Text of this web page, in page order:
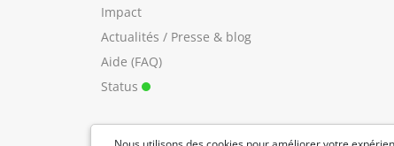
Impact
Actualités / Presse & blog
Aide (FAQ)
Status